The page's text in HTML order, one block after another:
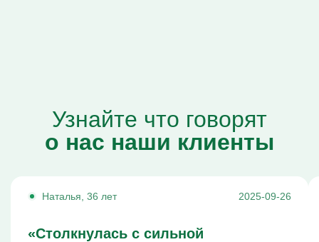
Узнайте что говорят
о нас наши клиенты
Наталья, 36 лет 2025-09-26
«Столкнулась с сильной